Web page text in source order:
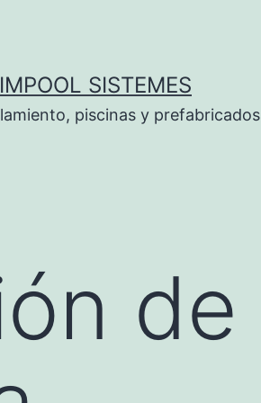
SISTEMES
piscinas y
de